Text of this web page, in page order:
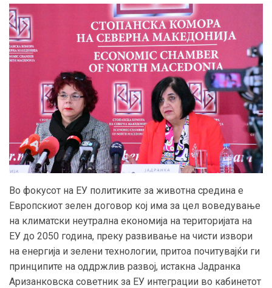
Во фокусот на ЕУ политиките за животна средина е
Европскиот зелен договор кој има за цел воведување
на климатски неутрална економија на територијата на
ЕУ до 2050 година, преку развивање на чисти извори
на енергија и зелени технологии, притоа почитувајќи ги
принципите на оддржлив развој, истакна Јадранка
Аризанковска советник за ЕУ интеграции во кабинетот